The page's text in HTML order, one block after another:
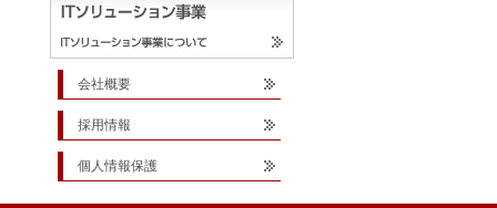
会社概要
採用情報
個人情報保護